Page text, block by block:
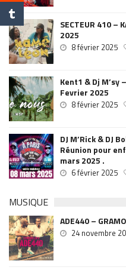
SECTEUR 410 –
2025
8 février 2025
Kent1 & Dj M’sy
Fevrier 2025
8 février 2025
DJ M’Rick & DJ
Réunion pour
mars 2025 .
6 février 2025
MUSIQUE
ADE440 –
24 novembre